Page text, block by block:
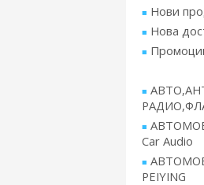
Нови
Нова
Car Audio
PEIYING